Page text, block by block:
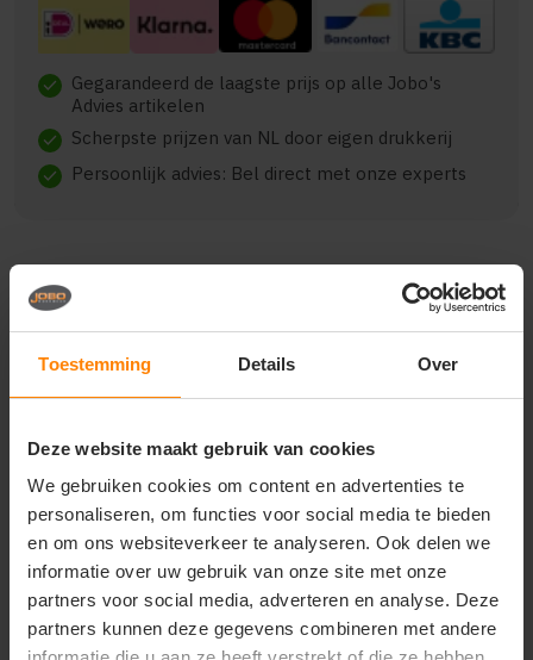
Toestemming Details Over
Deze website maakt gebruik van cookies
We gebruiken cookies om content en advertenties te
personaliseren, om functies voor social media te bieden
en om ons websiteverkeer te analyseren. Ook delen we
informatie over uw gebruik van onze site met onze
partners voor social media, adverteren en analyse. Deze
partners kunnen deze gegevens combineren met andere
check Gegarandeerd de laagste prijs op alle Jobo's
Advies artikelen
check Scherpste prijzen van NL door eigen drukkerij
check Persoonlijk advies: Bel direct met onze experts
Beschrijving Reviews (0)
meer kleuren"},
{"pp":"Linkermouw","pt":"Bedrukking","ct":"Vier of
meer kleuren"},
{"pp":"Achterzijde","pt":"Bedrukking","ct":"Vier of
meer kleuren"}]}